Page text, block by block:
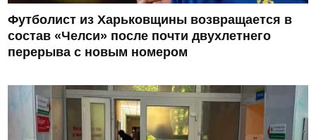
Футболист из Харьковщины возвращается в
состав «Челси» после почти двухлетнего
перерыва с новым номером